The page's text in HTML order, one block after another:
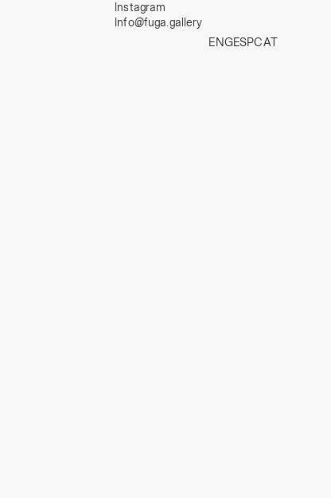
ENGESPCAT
Instagram
Info@fuga.gallery